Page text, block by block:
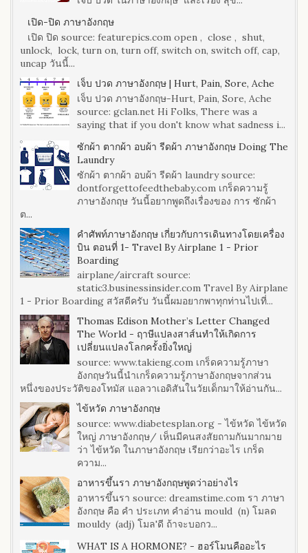
เปิด-ปิด ภาษาอังกฤษ
เปิด ปิด source: featurepics.com open , close , shut,
unlock, lock, turn on, turn off, switch on, switch off, cap,
uncap วันนี้...
เจ็บ ปวด ภาษาอังกฤษ | Hurt, Pain, Sore, Ache
เจ็บ ปวด ภาษาอังกฤษ-Hurt, Pain, Sore, Ache
source: gclan.net Hi Folks, There was a
saying that if you don't know what sadness i...
ซักผ้า ตากผ้า อบผ้า รีดผ้า ภาษาอังกฤษ Doing The
Laundry
ซักผ้า ตากผ้า อบผ้า รีดผ้า laundry source:
dontforgettofeedthebaby.com เกร็ดความรู้
ภาษาอังกฤษ วันนี้อยากพูดถึงเรื่องของ การ ซักผ้า
ต...
คำศัพท์ภาษาอังกฤษ เกี่ยวกับการเดินทางโดยเครื่อง
บิน ตอนที่ 1- Travel By Airplane 1 - Prior
Boarding
airplane/aircraft source:
static3.businessinsider.com Travel By Airplane
1 - Prior Boarding สวัสดีครับ วันนี้ผมอยากพาทุกท่านไปเที่...
Thomas Edison Mother’s Letter Changed
The World - ฤาษีแปลงสาส์นทำให้เกิดการ
เปลี่ยนแปลงโลกครั้งยิ่งใหญ่
source: www.takieng.com เกร็ดความรู้ภาษา
อังกฤษวันนี้นำเกร็ดความรู้ภาษาอังกฤษจากส่วน
หนึ่งของประวัติของโทมัส แอลวาเอดิสันในวัยเด็กมาให้อ่านกัน...
ไข้หวัด ภาษาอังกฤษ
source: www.diabetesplan.org - ไข้หวัด ไข้หวัด
ใหญ่ ภาษาอังกฤษ/ เห็นมีคนสงสัยถามกันมากมาย
ว่า ไข้หวัด ในภาษาอังกฤษ เรียกว่าอะไร เกร็ด
ความ...
อาหารขึ้นรา ภาษาอังกฤษพูดว่าอย่างไร
อาหารขึ้นรา source: dreamstime.com รา ภาษา
อังกฤษ คือ คำ ประเภท คำอ่าน mould (n) โมลด
mouldy (adj) โมล'ดี ถ้าจะบอกว...
WHAT IS A HORMONE? - ฮอร์โมนคืออะไร